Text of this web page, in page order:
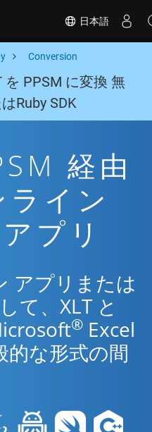
日本語
Conversion
を PPSM に変換 無
Ruby SDK
経由
イン
プリ
アプリまたは
て、XLT と
® Excel
的な形式の間